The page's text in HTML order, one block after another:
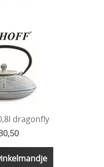
dragonfly